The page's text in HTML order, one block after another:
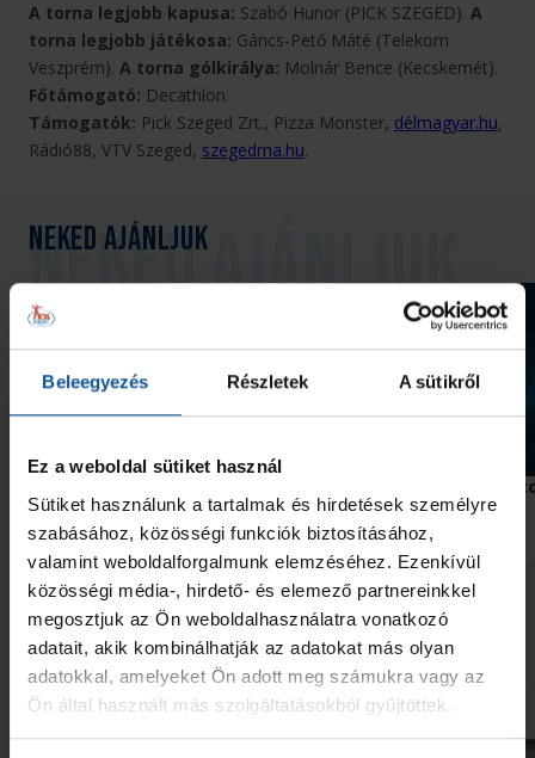
Beleegyezés Részletek A sütikről
Ez a weboldal sütiket használ
Sütiket használunk a tartalmak és hirdetések személyre
szabásához, közösségi funkciók biztosításához,
valamint weboldalforgalmunk elemzéséhez. Ezenkívül
közösségi média-, hirdető- és elemező partnereinkkel
megosztjuk az Ön weboldalhasználatra vonatkozó
adatait, akik kombinálhatják az adatokat más olyan
adatokkal, amelyeket Ön adott meg számukra vagy az
Ön által használt más szolgáltatásokból gyűjtöttek.
A torna legjobb kapusa: Szabó Hunor (PICK SZEGED). A
torna legjobb játékosa: Gáncs-Pető Máté (Telekom
Veszprém). A torna gólkirálya: Molnár Bence (Kecskemét).
Főtámogató: Decathlon.
Támogatók: Pick Szeged Zrt., Pizza Monster, délmagyar.hu,
Rádió88, VTV Szeged, szegedma.hu.
Neked ajánljuk
Megnézem az összeset
U13 2024. dec. 18.
kupát a #kiskékek
U13 2024. febr. 02.
Pickball kupa
További friss hírek